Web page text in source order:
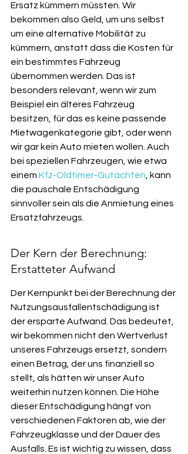
Ersatz kümmern müssten. Wir
bekommen also Geld, um uns selbst
um eine alternative Mobilität zu
kümmern, anstatt dass die Kosten für
ein bestimmtes Fahrzeug
übernommen werden. Das ist
besonders relevant, wenn wir zum
Beispiel ein älteres Fahrzeug
besitzen, für das es keine passende
Mietwagenkategorie gibt, oder wenn
wir gar kein Auto mieten wollen. Auch
bei speziellen Fahrzeugen, wie etwa
einem Kfz-Oldtimer-Gutachten , kann
die pauschale Entschädigung
sinnvoller sein als die Anmietung eines
Ersatzfahrzeugs.
Der Kern der Berechnung:
Erstatteter Aufwand
Der Kernpunkt bei der Berechnung der
Nutzungsausfallentschädigung ist
der ersparte Aufwand. Das bedeutet,
wir bekommen nicht den Wertverlust
unseres Fahrzeugs ersetzt, sondern
einen Betrag, der uns finanziell so
stellt, als hätten wir unser Auto
weiterhin nutzen können. Die Höhe
dieser Entschädigung hängt von
verschiedenen Faktoren ab, wie der
Fahrzeugklasse und der Dauer des
Ausfalls. Es ist wichtig zu wissen, dass